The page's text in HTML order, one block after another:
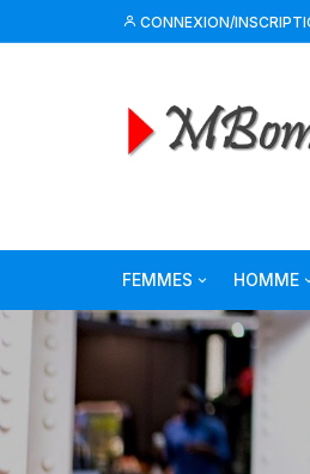
CONNEXION/
FEMMES
Vêtements Femmes
Chaussures Femmes
HOMME